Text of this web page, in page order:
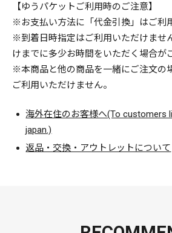
【ゆうパケットご利用時のご注意】
※お支払い方法に「代金引換」はご利
※到着日時指定はご利用いただけませ
けまでに多少お時間をいただく場合が
※本商品と他の商品を一緒にご注文の
ご利用いただけません。
海外在住のお客様へ(To customers
japan.)
返品・交換・アウトレットについて